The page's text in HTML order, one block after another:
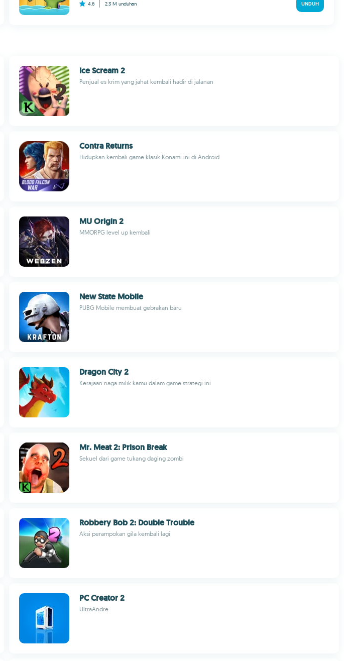
4.6 2.3 M unduhan UNDUH
Ice Scream 2
Penjual es krim yang jahat kembali hadir di jalanan
Contra Returns
Hidupkan kembali game klasik Konami ini di Android
MU Origin 2
MMORPG level up kembali
New State Mobile
PUBG Mobile membuat gebrakan baru
Dragon City 2
Kerajaan naga milik kamu dalam game strategi ini
Mr. Meat 2: Prison Break
Sekuel dari game tukang daging zombi
Robbery Bob 2: Double Trouble
Aksi perampokan gila kembali lagi
PC Creator 2
UltraAndre